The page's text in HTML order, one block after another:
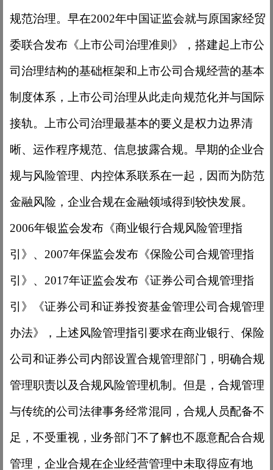
规范治理。早在2002年中国证监会就与原国家经贸
委联合发布《上市公司治理准则》，搭建起上市公
司治理结构的基础框架和上市公司合规经营的基本
制度体系，上市公司治理从此走向规范化并与国际
接轨。上市公司治理最基本的要义是权力边界清
晰、运作程序规范、信息披露合规。早期的企业合
规与风险管理、内控体系联系在一起，因而为防范
金融风险，企业合规在金融领域得到较快发展。
2006年银监会发布《商业银行合规风险管理指
引》、2007年保监会发布《保险公司合规管理指
引》、2017年证监会发布《证券公司合规管理指
引》《证券公司和证券投资基金管理公司合规管理
办法》，上述风险管理指引要求在商业银行、保险
公司和证券公司内部设置合规管理部门，明确合规
管理职责以及合规风险管理机制。但是，合规管理
与传统的公司法律事务经常混同，合规人员配备不
足，不受重视，业务部门不了解也不愿意配合合规
管理，企业合规在企业经营管理中未取得应有地